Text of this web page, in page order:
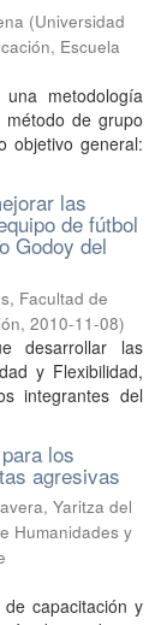
(Universidad
Escuela
metodología
de grupo
objetivo general:
las
de fútbol
Godoy del
Facultad de
, 2010-11-08)
desarrollar las
y Flexibilidad,
integrantes del
los
agresivas
Yaritza del
Humanidades y
capacitación y